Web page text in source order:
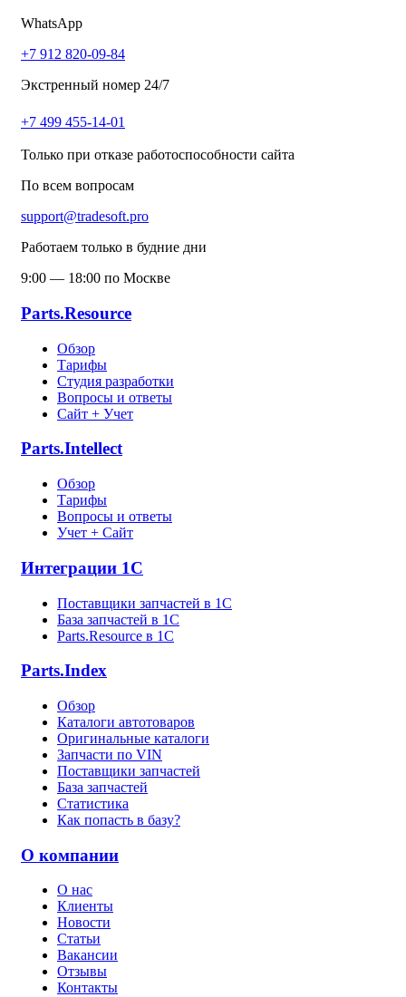
WhatsApp
+7 912 820-09-84
Экстренный номер 24/7
+7 499 455-14-01
Только при отказе работоспособности сайта
По всем вопросам
support@tradesoft.pro
Работаем только в будние дни
9:00 — 18:00 по Москве
Parts.Resource
Обзор
Тарифы
Студия разработки
Вопросы и ответы
Сайт + Учет
Parts.Intellect
Обзор
Тарифы
Вопросы и ответы
Учет + Сайт
Интеграции 1С
Поставщики запчастей в 1C
База запчастей в 1С
Parts.Resource в 1C
Parts.Index
Обзор
Каталоги автотоваров
Оригинальные каталоги
Запчасти по VIN
Поставщики запчастей
База запчастей
Статистика
Как попасть в базу?
О компании
О нас
Клиенты
Новости
Статьи
Вакансии
Отзывы
Контакты